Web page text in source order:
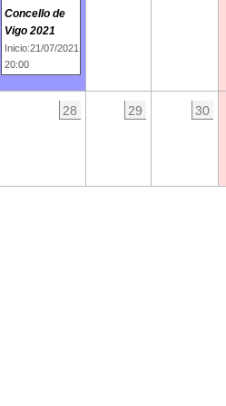
Concello de
Vigo 2021
Inicio:21/07/2021
20:00
28 29 30